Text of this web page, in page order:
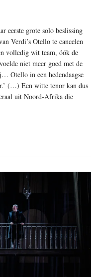
eerste grote solo beslissing
Verdi’s Otello te cancelen
volledig wit team, óók de
niet meer goed met de
Otello in een hedendaagse
(…) Een witte tenor kan dus
uit Noord-Afrika die